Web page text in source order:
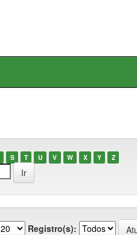
S T U V W X Y Z
Registro(s):